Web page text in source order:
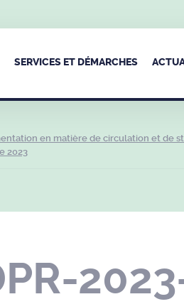
SERVICES ET DÉMARCHES
en matière de circulation et de
2023